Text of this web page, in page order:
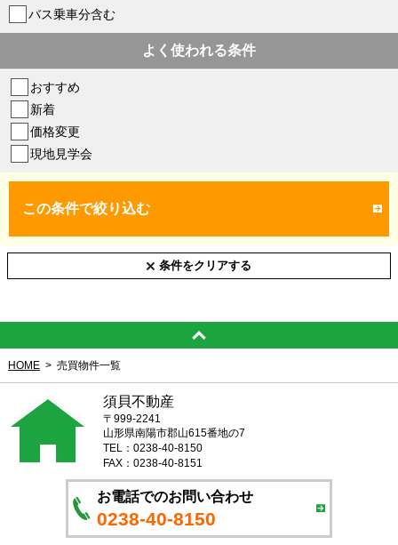
バス乗車分含む
よく使われる条件
おすすめ
新着
価格変更
現地見学会
この条件で絞り込む
条件をクリアする
HOME 売買物件一覧
須貝不動産
〒999-2241
山形県南陽市郡山615番地の7
TEL：0238-40-8150
FAX：0238-40-8151
お電話でのお問い合わせ
0238-40-8150